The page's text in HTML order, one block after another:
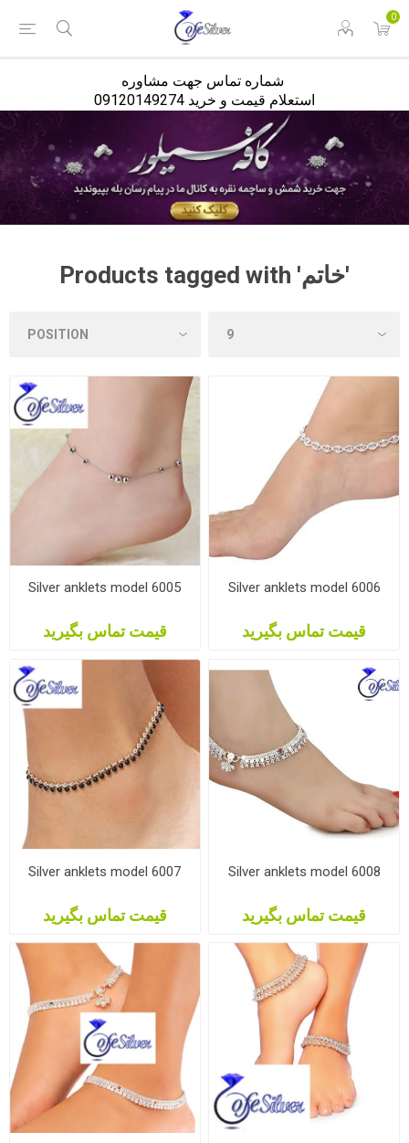
0
استعلام قیمت و خرید 09120149274
Products tagged with 'خاتم'
Silver anklets model 6005
قیمت تماس بگیرید
Silver anklets model 6006
قیمت تماس بگیرید
Silver anklets model 6007
قیمت تماس بگیرید
Silver anklets model 6008
قیمت تماس بگیرید